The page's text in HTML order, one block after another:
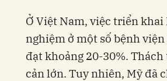
Ở Việt Nam, việc triển
nghiệm ở một số bệnh
đạt khoảng 20-30%.
cản lớn. Tuy nhiên, Mỹ đã